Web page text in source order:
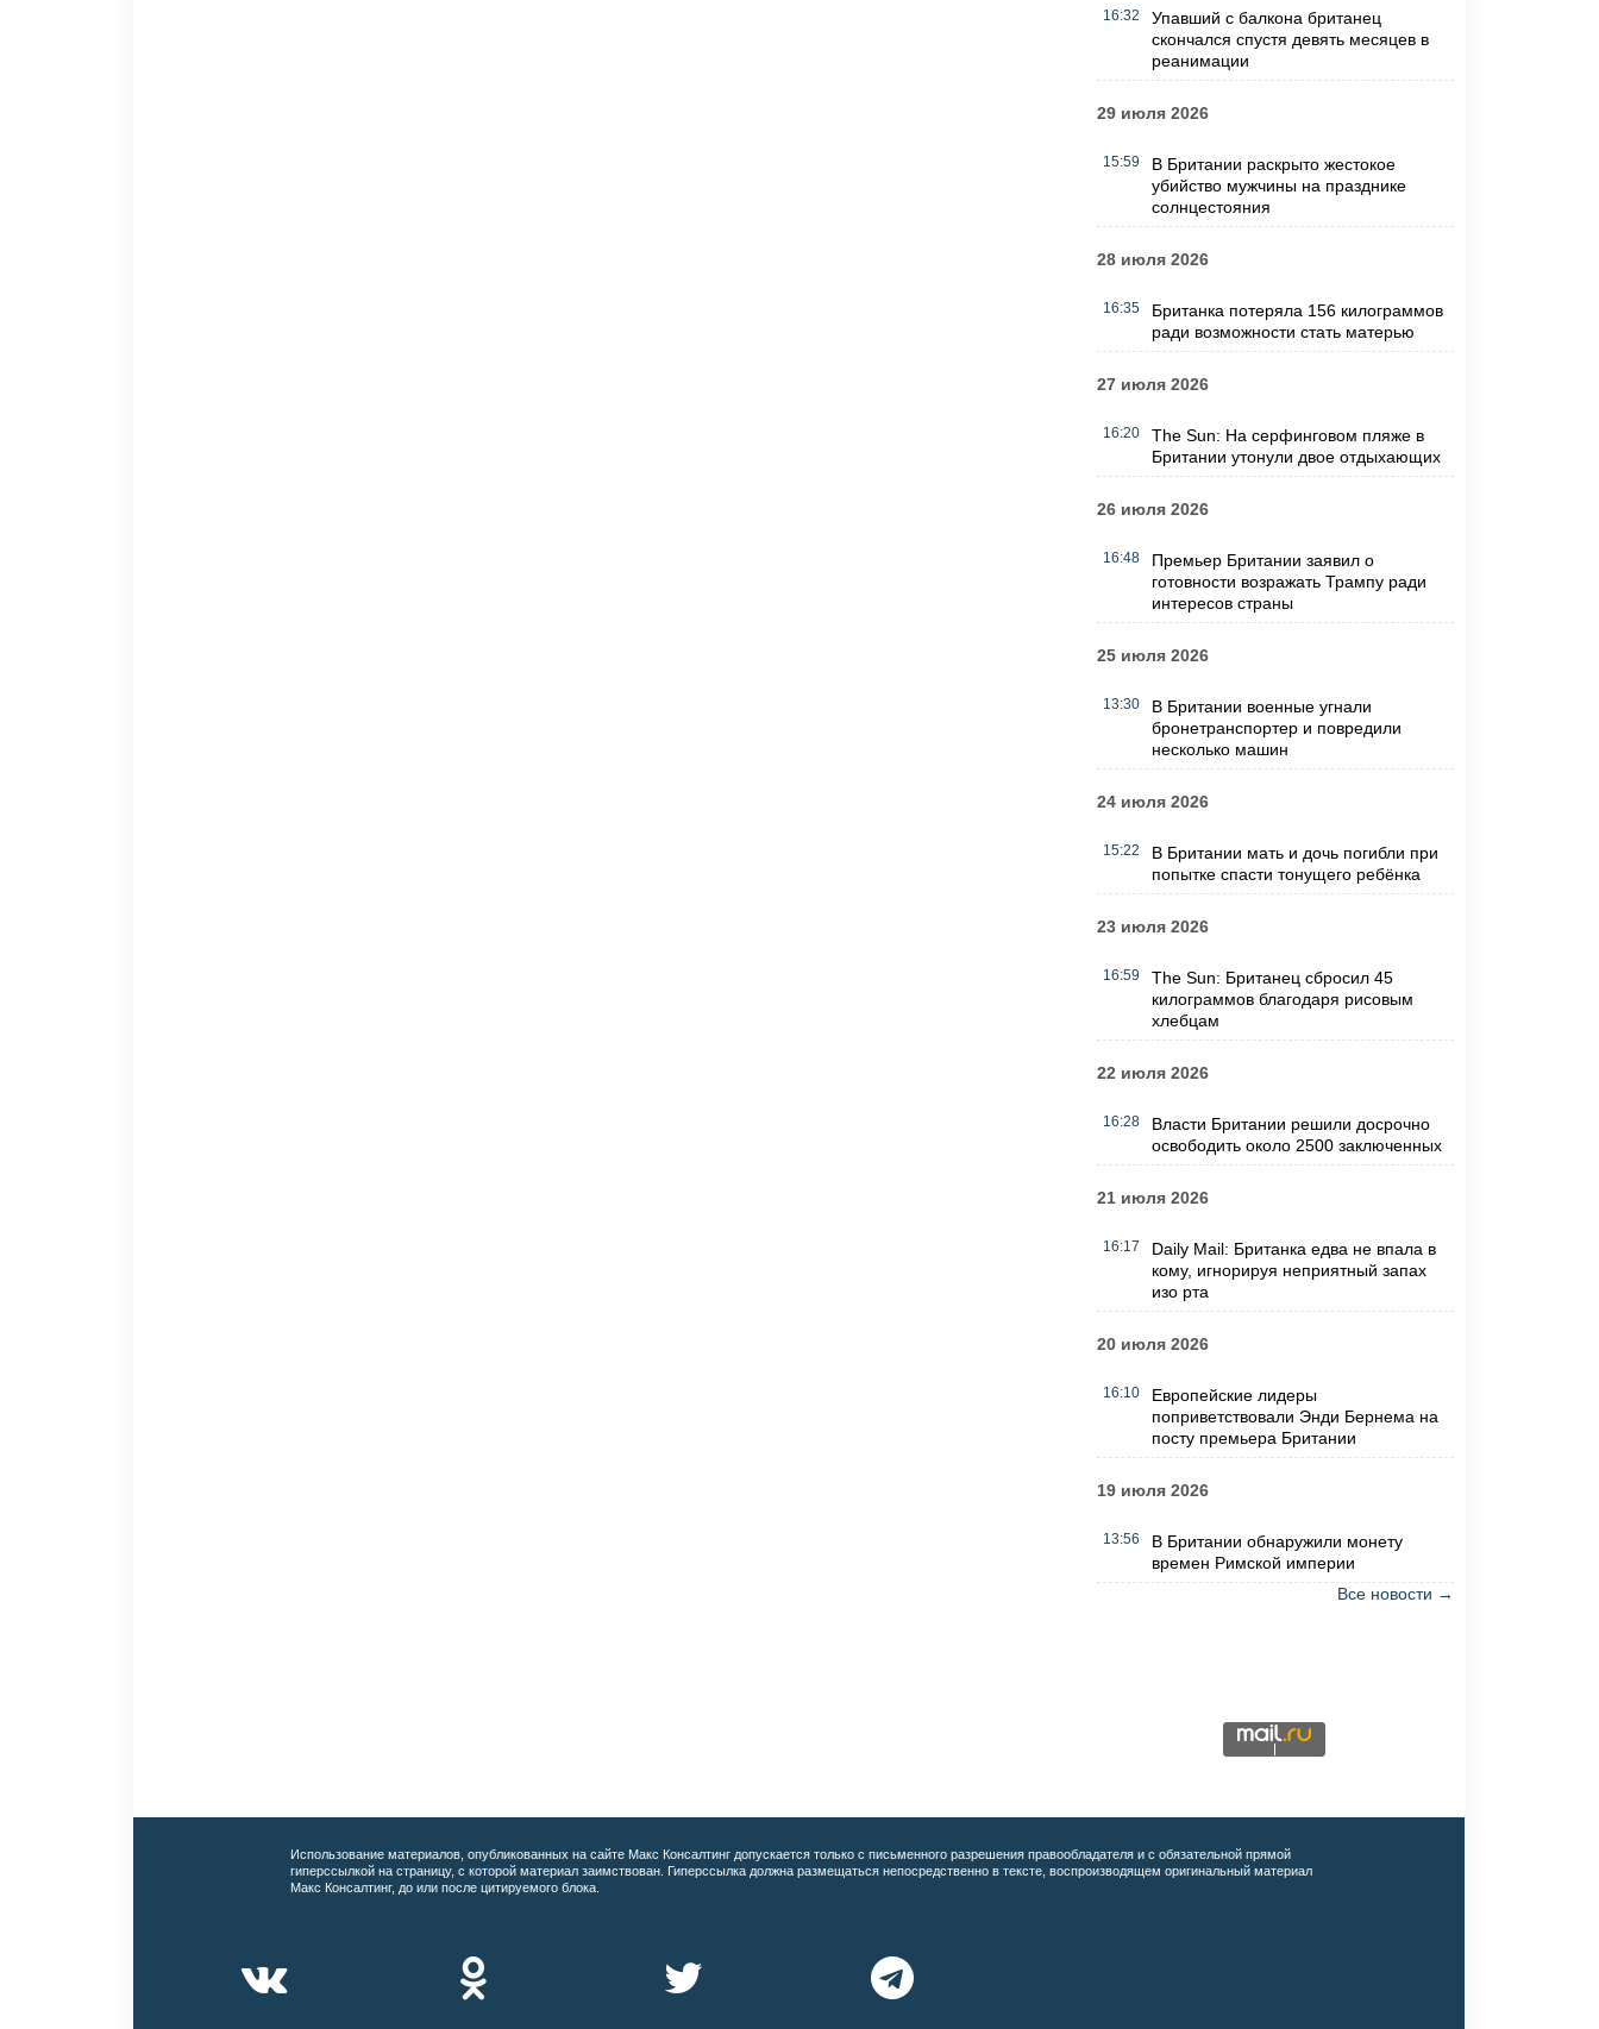
16:32
Упавший с балкона британец
скончался спустя девять месяцев в
реанимации
29 июля 2026
15:59
В Британии раскрыто жестокое
убийство мужчины на празднике
солнцестояния
28 июля 2026
16:35
Британка потеряла 156 килограммов
ради возможности стать матерью
27 июля 2026
16:20
The Sun: На серфинговом пляже в
Британии утонули двое отдыхающих
26 июля 2026
16:48
Премьер Британии заявил о
готовности возражать Трампу ради
интересов страны
25 июля 2026
13:30
В Британии военные угнали
бронетранспортер и повредили
несколько машин
24 июля 2026
15:22
В Британии мать и дочь погибли при
попытке спасти тонущего ребёнка
23 июля 2026
16:59
The Sun: Британец сбросил 45
килограммов благодаря рисовым
хлебцам
22 июля 2026
16:28
Власти Британии решили досрочно
освободить около 2500 заключенных
21 июля 2026
16:17
Daily Mail: Британка едва не впала в
кому, игнорируя неприятный запах
изо рта
20 июля 2026
16:10
Европейские лидеры
поприветствовали Энди Бернема на
посту премьера Британии
19 июля 2026
13:56
В Британии обнаружили монету
времен Римской империи
Все новости →
Использование материалов, опубликованных на сайте Макс Консалтинг допускается только с письменного разрешения правообладателя и с обязательной прямой
гиперссылкой на страницу, с которой материал заимствован. Гиперссылка должна размещаться непосредственно в тексте, воспроизводящем оригинальный материал
Макс Консалтинг, до или после цитируемого блока.